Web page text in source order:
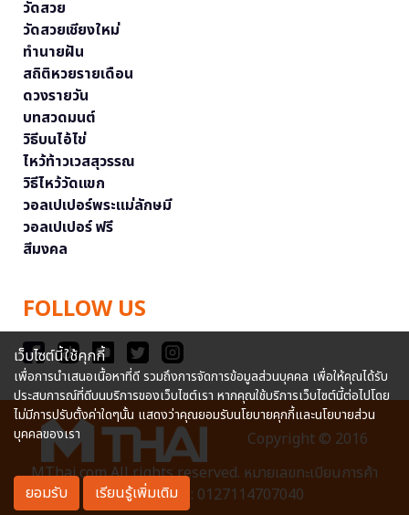
วัดสวย
วัดสวยเชียงใหม่
ทำนายฝัน
สถิติหวยรายเดือน
ดวงรายวัน
บทสวดมนต์
วิธีบนไอ้ไข่
ไหว้ท้าวเวสสุวรรณ
วิธีไหว้วัดแขก
วอลเปเปอร์พระแม่ลักษมี
วอลเปเปอร์ ฟรี
สีมงคล
FOLLOW US
Copyright © 2016
MThai.com All rights reserved. หมายเลขทะเบียนการค้า
อิเล็กทรอนิกส์ : 0127114707040
เว็บไซต์นี้ใช้คุกกี้
เพื่อการนำเสนอเนื้อหาที่ดี รวมถึงการจัดการข้อมูลส่วนบุคคล เพื่อให้คุณได้รับ
ประสบการณ์ที่ดีบนบริการของเว็บไซต์เรา หากคุณใช้บริการเว็บไซต์นี้ต่อไปโดย
ไม่มีการปรับตั้งค่าใดๆนั้น แสดงว่าคุณยอมรับนโยบายคุกกี้และนโยบายส่วน
บุคคลของเรา
ยอมรับ เรียนรู้เพิ่มเติม